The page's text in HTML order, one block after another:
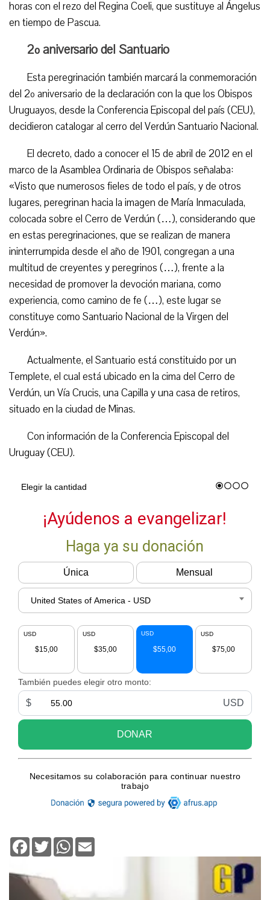
horas con el rezo del Regina Coeli, que sustituye al Ángelus
en tiempo de Pascua.
2º aniversario del Santuario
Esta peregrinación también marcará la conmemoración
del 2º aniversario de la declaración con la que los Obispos
Uruguayos, desde la Conferencia Episcopal del país (CEU),
decidieron catalogar al cerro del Verdún Santuario Nacional.
El decreto, dado a conocer el 15 de abril de 2012 en el
marco de la Asamblea Ordinaria de Obispos señalaba:
«Visto que numerosos fieles de todo el país, y de otros
lugares, peregrinan hacia la imagen de María Inmaculada,
colocada sobre el Cerro de Verdún (…), considerando que
en estas peregrinaciones, que se realizan de manera
ininterrumpida desde el año de 1901, congregan a una
multitud de creyentes y peregrinos (…), frente a la
necesidad de promover la devoción mariana, como
experiencia, como camino de fe (…), este lugar se
constituye como Santuario Nacional de la Virgen del
Verdún».
Actualmente, el Santuario está constituido por un
Templete, el cual está ubicado en la cima del Cerro de
Verdún, un Vía Crucis, una Capilla y una casa de retiros,
situado en la ciudad de Minas.
Con información de la Conferencia Episcopal del
Uruguay (CEU).
Facebook
TwitterWhatsApp